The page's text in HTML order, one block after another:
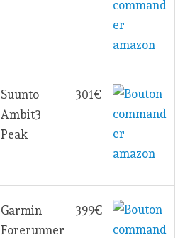
Suunto
Ambit3
Peak
301€
Garmin
Forerunner
399€